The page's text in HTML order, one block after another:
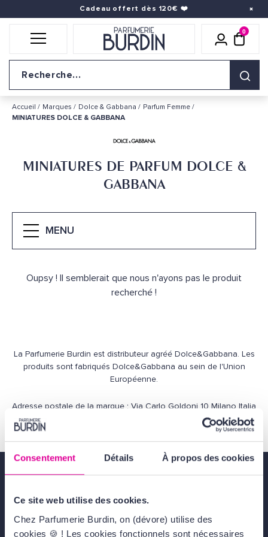
Consentement Détails À propos des cookies
Ce site web utilise des cookies.
Chez Parfumerie Burdin, on (dévore) utilise des
cookies 🍪 ! Les cookies fonctionnels sont nécessaires
Accueil Marques Dolce & Gabbana
Parfum Femme
MINIATURES DOLCE & GABBANA
MINIATURES DE PARFUM DOLCE &
GABBANA
MENU
Oupsy ! Il semblerait que nous n'ayons pas le produit
recherché !
La Parfumerie Burdin est distributeur agréé Dolce&Gabbana. Les
produits sont fabriqués Dolce&Gabbana au sein de l'Union
Européenne.
Adresse postale de la marque : Via Carlo Goldoni 10 Milano Italia
https://support.dolcegabbana.com/hc/fr/requests/new
Livraison gratuitedès 49€
Cadeau offert dès 120€ ❤️
Icône
0